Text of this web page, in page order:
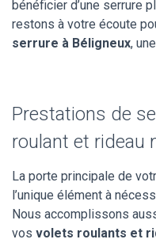
bénéficier d’une serrure
restons à votre écoute
serrure à Béligneux,
Prestations de
roulant et rideau
La porte principale de
l’unique élément à
Nous accomplissons
vos volets roulants et